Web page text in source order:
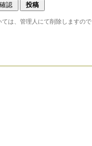
は、管理人にて削除しますので